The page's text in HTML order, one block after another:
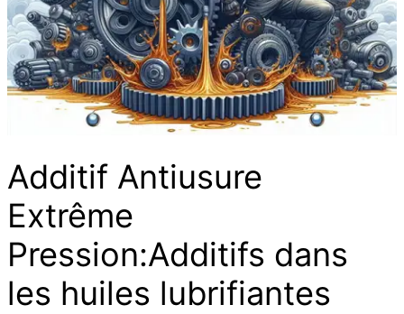
Additif Antiusure
Extrême
Pression:Additifs dans
les huiles lubrifiantes